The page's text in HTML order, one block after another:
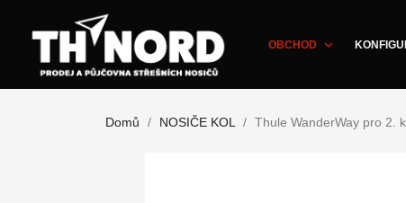
OBCHOD expand_more
Domů NOSIČE KOL Thule WanderWay pro 2.